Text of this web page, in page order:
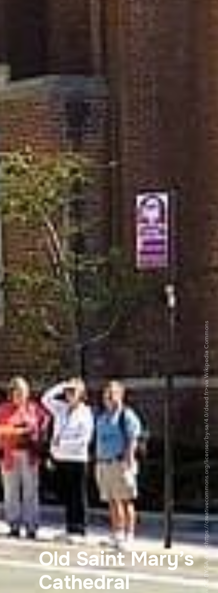
Old Saint Mary’s
Cathedral
©Chris06 - CC BY-SA 4.0. <https://creativecommons.org/licenses/by-sa/4.0/deed.fr>via Wikipedia Commons